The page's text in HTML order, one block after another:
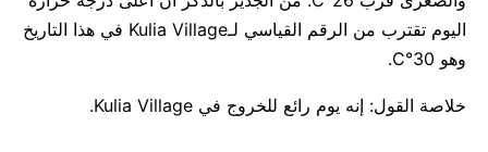
اليوم تقترب من الرقم القياسي لـKulia Village في هذا التاريخ
وهو 30°C.
خلاصة القول: إنه يوم رائع للخروج في Kulia Village.